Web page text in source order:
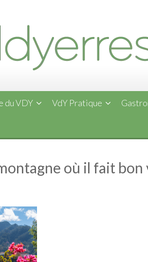
du VDY VdY Pratique
où il fait